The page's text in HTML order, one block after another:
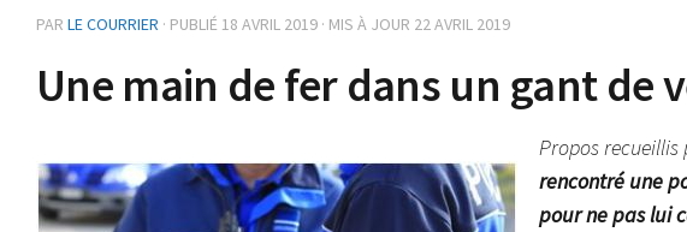
PAR LE COURRIER · PUBLIÉ 18 AVRIL 2019 · MIS À JOUR 22 AVRIL 2019
Une main de fer dans un gant de
Propos recueillis
rencontré une
pour ne pas lui